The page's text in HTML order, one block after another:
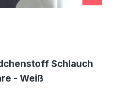
Schlauch
- Weiß